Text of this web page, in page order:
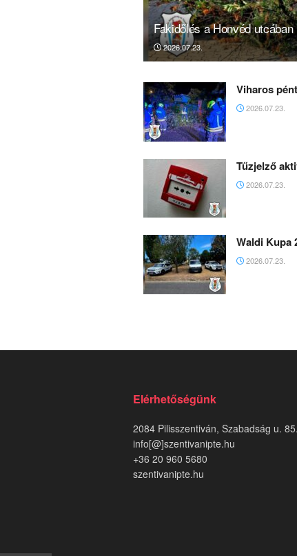
Fakidőlés a Honvéd utcában
2026.07.23.
Viharos
2026.07.23.
Tűzjelző
2026.07.23.
Waldi Kupa
2026.07.23.
Elérhetőségünk
2084 Pilisszentiván, Szabadság u. 85.
info[@]szentivanipte.hu
+36 20 960 5680
szentivanipte.hu